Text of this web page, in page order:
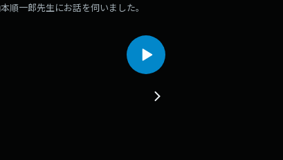
順一郎先生にお話を伺いました。